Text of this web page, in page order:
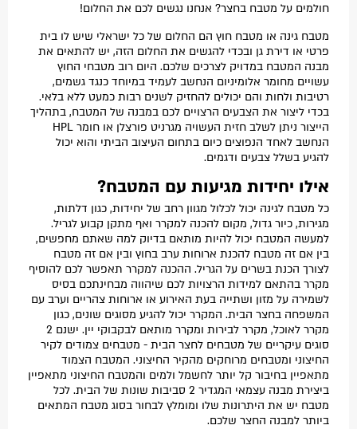
חולמים על מטבח בחצר? אנחנו נגשים לכם את החלום!
מטבח גינה או מטבח חוץ הם החלום של כל ישראלי שיש לו בית
פרטי או דירת גן ובכדי להגשים את החלום הזה, יש להתאים את
מבנה המטבח במדויק לצרכים שלכם. היום רוב מטבחי החוץ
עשויים מחומר אלומיניום הנחשב לעמיד במיוחד כנגד גשמים,
רטיבות ולחות והם יכולים להחזיק לשנים רבות כמעט ללא בלאי.
בכדי ליצור את הצבעים הרצויים לכם במבנה של המטבח, בתהליך
הייצור ניתן לשלב חזית העשויה מגרניט פורצלן או חומר HPL
הנחשב לאחד הנפוצים כיום בתחום העיצוב הביתי והוא יכול
להגיע בשלל צבעים ודגמים.
אילו יחידות מגיעות עם המטבח?
כל מטבח לגינה יכול לכלול מגוון רחב של יחידות, כגון דלתות,
מגירות, כיור גדול, מקום להכנה למקרר ואף מתקן קבוע לגריל.
למעשה המטבח יכול להיות מותאם בדיוק למה שאתם מחפשים,
בין אם זה מטבח להכנת ארוחות ערב בחוץ ובין אם זה מטבח
לצורך הכנת בשרים על הגריל. ההכנה למקרר תאפשר לכם להוסיף
מקרר בהתאם למידות הרצויות לכם שיהווה מבחינתכם בסיס
לשמירה על מזון ושתייה בעת האירוע או ארוחות צהריים וערב עם
המשפחה בחצר הבית. המקרר יכול להגיע מסוגים שונים, כגון
מקרר לאוכל, מקרר לבירות ומקרר מותאם לבקבוקי יין. ישנם 2
סוגים עיקריים של מטבחים לחצר הבית - מטבחים צמודים לקיר
החיצוני ומטבחים מרוחקים מהקיר החיצוני. המטבח הצמוד
מתאפיין בחיבור קל יותר לחשמל ולמים והמטבח החיצוני מתאפיין
ביצירת מבנה עצמאי המגדיר 2 סביבות שונות של הבית. לכל
מטבח יש את היתרונות שלו ומומלץ לבחור בסוג מטבח המתאים
ביותר למבנה החצר שלכם.